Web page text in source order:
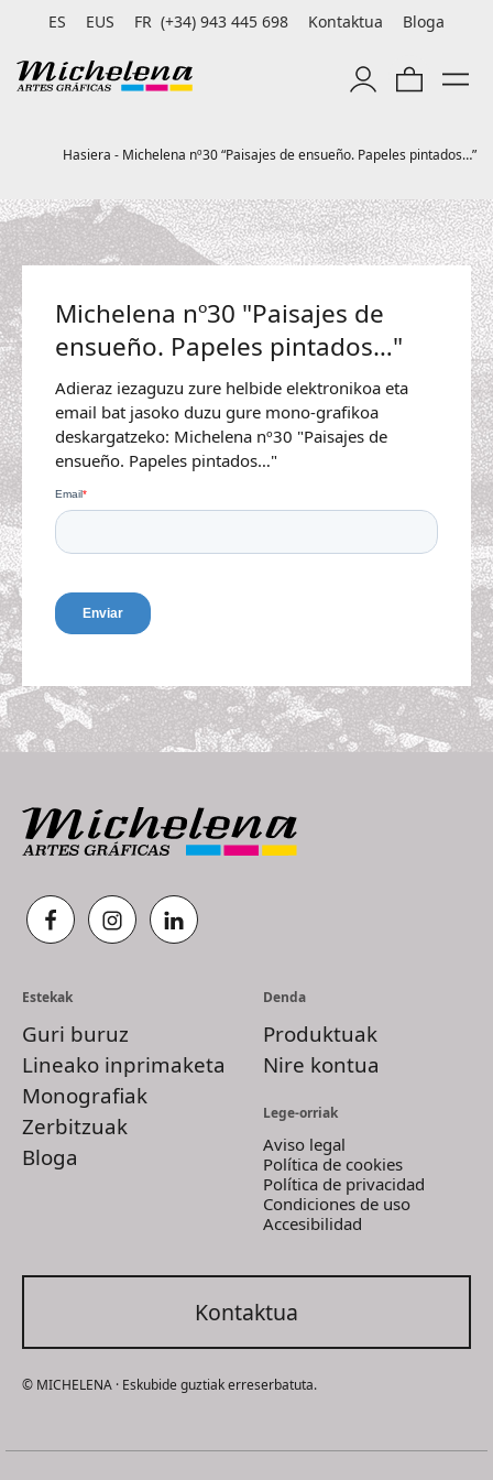
ES EUS FR (+34) 943 445 698 Kontaktua Bloga
Hasiera - Michelena nº30 “Paisajes de ensueño. Papeles pintados…”
Michelena nº30 "Paisajes de
ensueño. Papeles pintados…"
Adieraz iezaguzu zure helbide elektronikoa eta
email bat jasoko duzu gure mono-grafikoa
deskargatzeko: Michelena nº30 "Paisajes de
ensueño. Papeles pintados…"
Estekak
Guri buruz
Lineako inprimaketa
Monografiak
Zerbitzuak
Bloga
Denda
Produktuak
Nire kontua
Lege-orriak
Aviso legal
Política de cookies
Política de privacidad
Condiciones de uso
Accesibilidad
Kontaktua
© MICHELENA · Eskubide guztiak erreserbatuta.